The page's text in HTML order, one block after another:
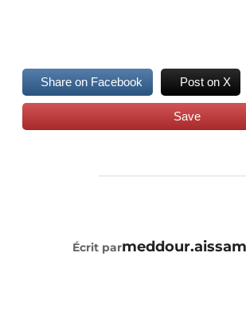
Share on Facebook Post on X
Save
Écrit par